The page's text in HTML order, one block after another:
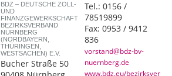
BDZ – DEUTSCHE ZOLL-
UND
FINANZGEWERKSCHAFT
BEZIRKSVERBAND
NÜRNBERG
(NORDBAYERN,
THÜRINGEN,
WESTSACHEN) E.V.
Bucher Straße 50
Tel.:0156 /
78519899
Fax:0953 / 9412
836
vorstand@bdz-bv-
nuernberg.de
www.bdz.eu/bezirksver